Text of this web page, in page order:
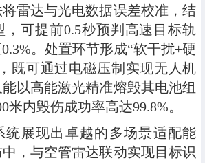
雷达与光电数据误差校准，结
，可提前0.5秒预判高速目标轨
。处置环节形成“软干扰+硬
既可通过电磁压制实现无人机
以高能激光精准熔毁其电池组
米内毁伤成功率高达99.8%。
统展现出卓越的多场景适配能
，与空管雷达联动实现目标识